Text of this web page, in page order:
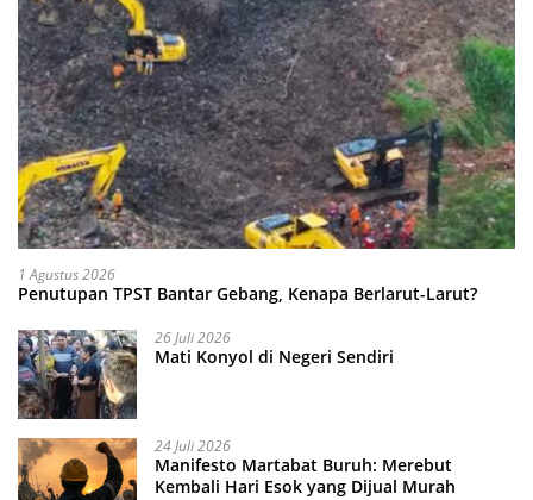
1 Agustus 2026
Penutupan TPST Bantar Gebang, Kenapa Berlarut-Larut?
26 Juli 2026
Mati Konyol di Negeri Sendiri
24 Juli 2026
Manifesto Martabat Buruh: Merebut
Kembali Hari Esok yang Dijual Murah